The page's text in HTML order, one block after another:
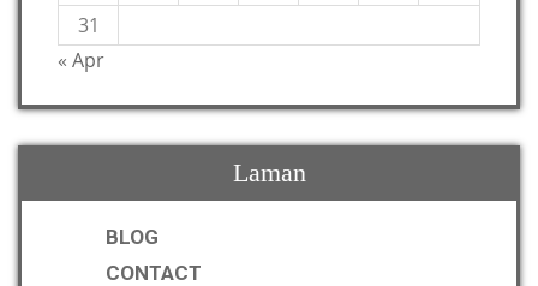
31
« Apr
Laman
BLOG
CONTACT